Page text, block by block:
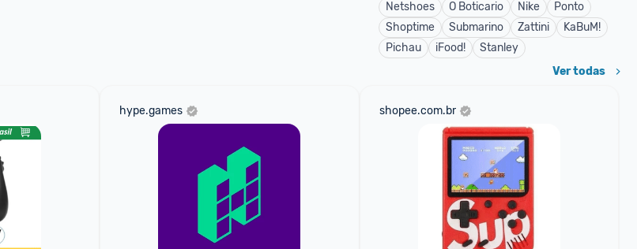
Netshoes
O Boticario Nike
Ponto
Shoptime
Submarino Zattini
KaBuM!
Pichau
iFood! Stanley
Ver todas
hype.games shopee.com.br